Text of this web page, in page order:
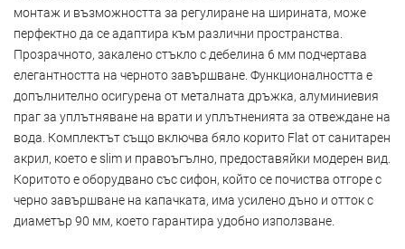
монтаж и възможността за регулиране на ширината, може
перфектно да се адаптира към различни пространства.
Прозрачното, закалено стъкло с дебелина 6 мм подчертава
елегантността на черното завършване. Функционалността е
допълнително осигурена от металната дръжка, алуминиевия
праг за уплътняване на врати и уплътненията за отвеждане на
вода. Комплектът също включва бяло корито Flat от санитарен
акрил, което е slim и правоъгълно, предоставяйки модерен вид.
Коритото е оборудвано със сифон, който се почиства отгоре с
черно завършване на капачката, има усилено дъно и отток с
диаметър 90 мм, което гарантира удобно използване.